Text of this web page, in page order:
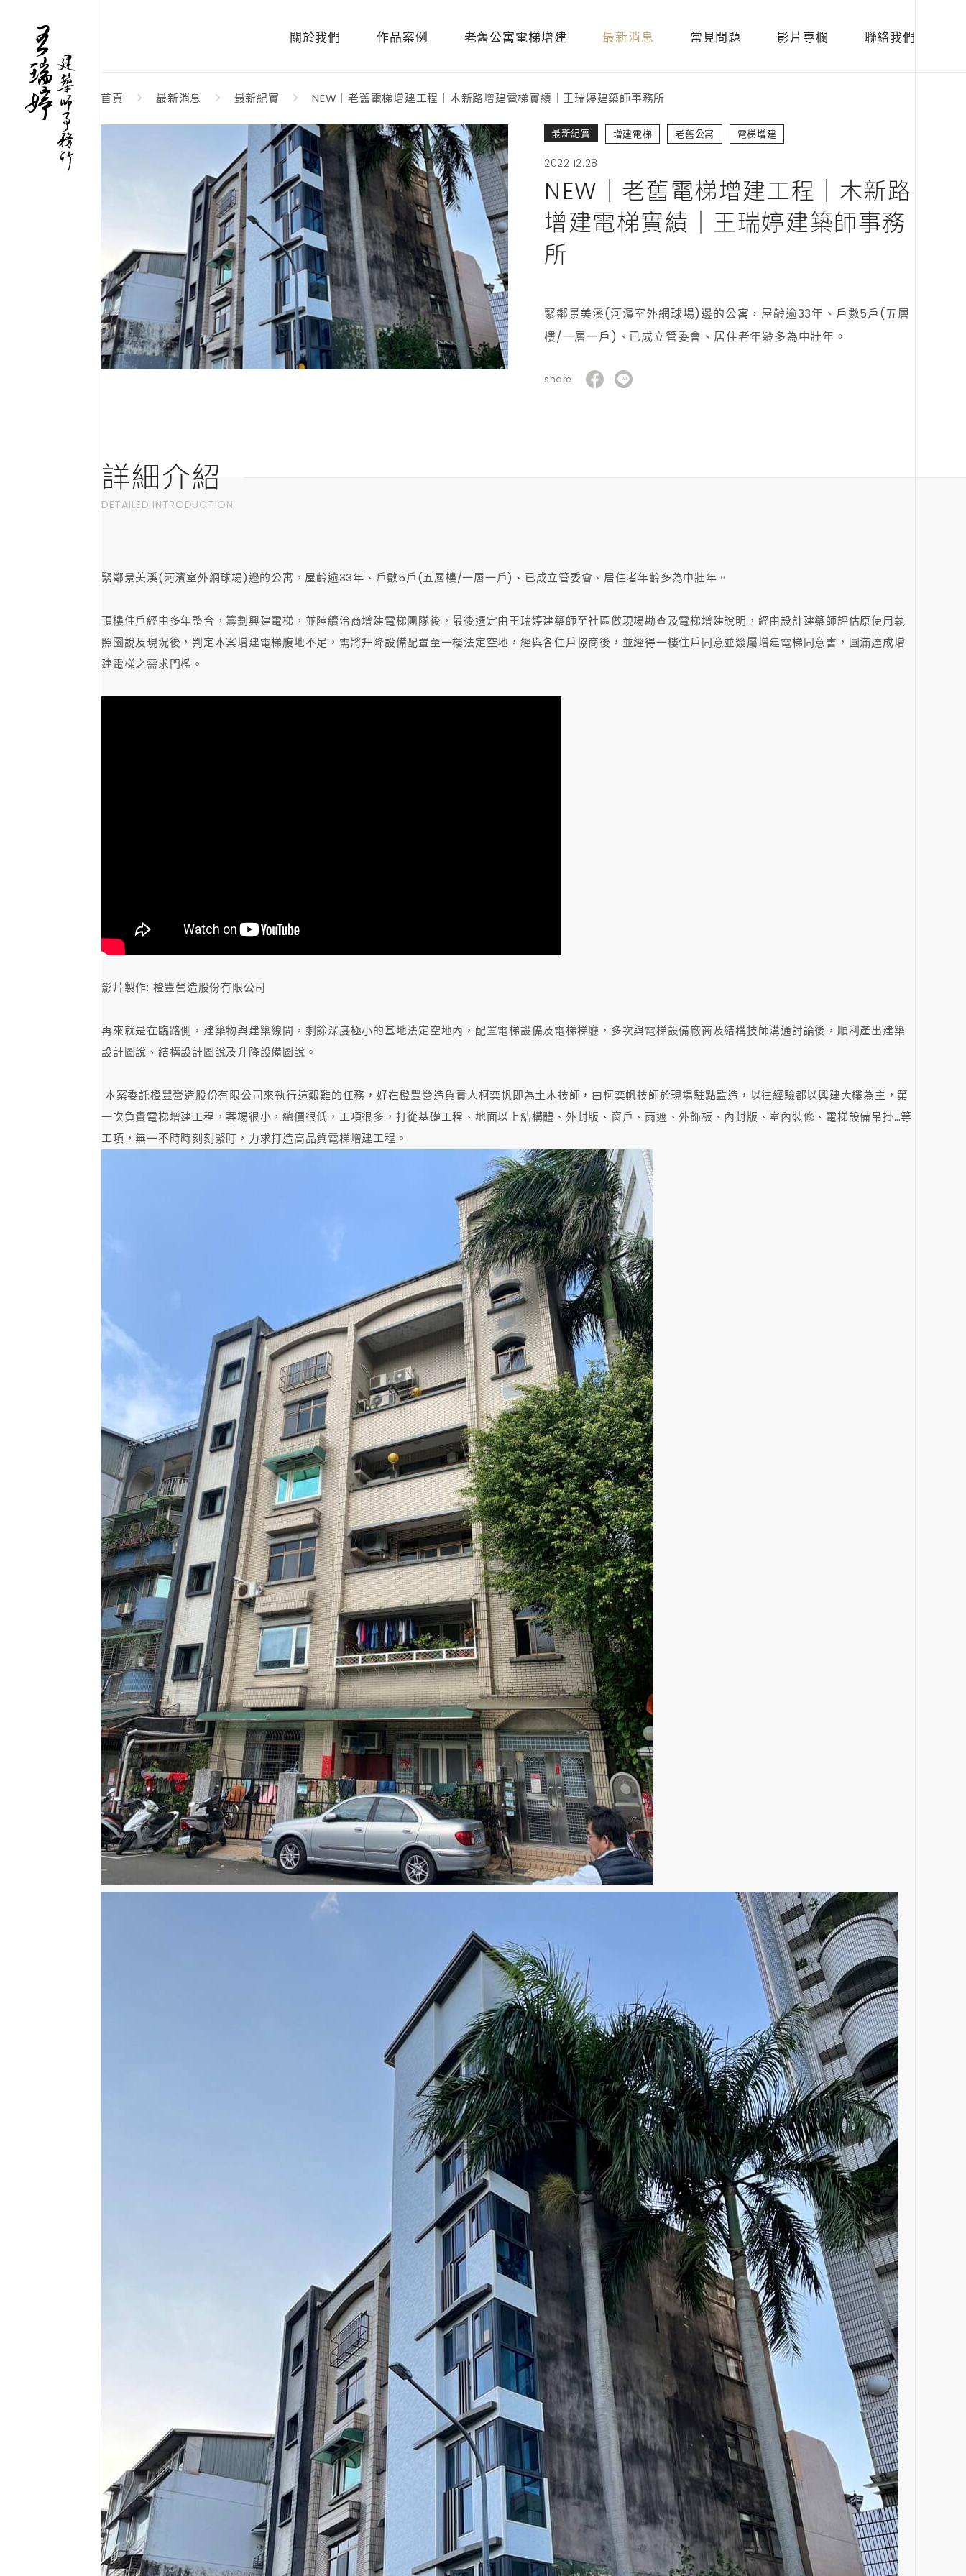
關於我們 作品案例 老舊公寓電梯增建 最新消息 常見問題 影片專欄 聯絡我們
首頁 最新消息 最新紀實 NEW｜老舊電梯增建工程｜木新路增建電梯實績｜王瑞婷建築師事務所
最新紀實 增建電梯 老舊公寓 電梯增建
2022.12.28
NEW｜老舊電梯增建工程｜木新路
增建電梯實績｜王瑞婷建築師事務
所
緊鄰景美溪(河濱室外網球場)邊的公寓，屋齡逾33年、戶數5戶(五層
樓/一層一戶)、已成立管委會、居住者年齡多為中壯年。
share
詳細介紹
DETAILED INTRODUCTION
緊鄰景美溪(河濱室外網球場)邊的公寓，屋齡逾33年、戶數5戶(五層樓/一層一戶)、已成立管委會、居住者年齡多為中壯年。
頂樓住戶經由多年整合，籌劃興建電梯，並陸續洽商增建電梯團隊後，最後選定由王瑞婷建築師至社區做現場勘查及電梯增建說明，經由設計建築師評估原使用執
照圖說及現況後，判定本案增建電梯腹地不足，需將升降設備配置至一樓法定空地，經與各住戶協商後，並經得一樓住戶同意並簽屬增建電梯同意書，圓滿達成增
建電梯之需求門檻。
影片製作: 橙豐營造股份有限公司
再來就是在臨路側，建築物與建築線間，剩餘深度極小的基地法定空地內，配置電梯設備及電梯梯廳，多次與電梯設備廠商及結構技師溝通討論後，順利產出建築
設計圖說、結構設計圖說及升降設備圖說。
本案委託橙豐營造股份有限公司來執行這艱難的任務，好在橙豐營造負責人柯奕帆即為土木技師，由柯奕帆技師於現場駐點監造，以往經驗都以興建大樓為主，第
一次負責電梯增建工程，案場很小，總價很低，工項很多，打從基礎工程、地面以上結構體、外封版、窗戶、雨遮、外飾板、內封版、室內裝修、電梯設備吊掛…等
工項，無一不時時刻刻緊盯，力求打造高品質電梯增建工程。